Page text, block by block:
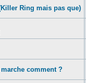
Ring mais pas que)
comment ?